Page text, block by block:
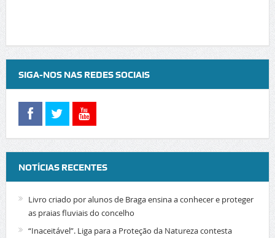
SIGA-NOS NAS REDES SOCIAIS
NOTÍCIAS RECENTES
Livro criado por alunos de Braga ensina a conhecer e proteger
as praias fluviais do concelho
“Inaceitável”. Liga para a Proteção da Natureza contesta